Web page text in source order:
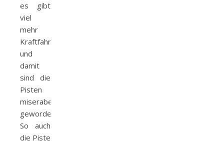
es gibt
viel
mehr
Kraftfahrzeuge
und
damit
sind die
Pisten
miserabel
geworden.
So auch
die Piste